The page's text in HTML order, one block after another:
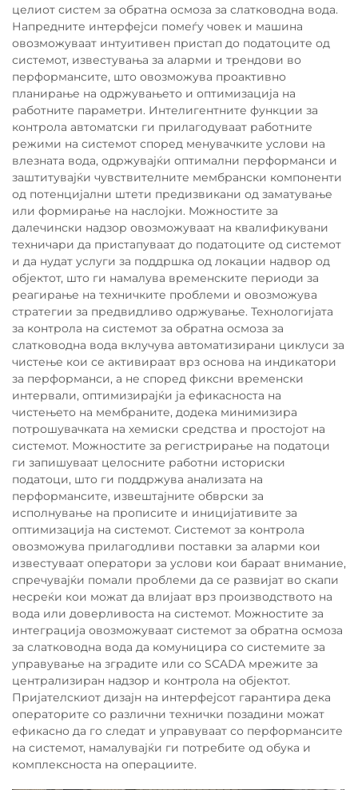
целиот систем за обратна осмоза за слатководна вода.
Напредните интерфејси помеѓу човек и машина
овозможуваат интуитивен пристап до податоците од
системот, известувања за аларми и трендови во
перформансите, што овозможува проактивно
планирање на одржувањето и оптимизација на
работните параметри. Интелигентните функции за
контрола автоматски ги прилагодуваат работните
режими на системот според менувачките услови на
влезната вода, одржувајќи оптимални перформанси и
заштитувајќи чувствителните мембрански компоненти
од потенцијални штети предизвикани од заматување
или формирање на наслојки. Можностите за
далечински надзор овозможуваат на квалификувани
техничари да пристапуваат до податоците од системот
и да нудат услуги за поддршка од локации надвор од
објектот, што ги намалува временските периоди за
реагирање на техничките проблеми и овозможува
стратегии за предвидливо одржување. Технологијата
за контрола на системот за обратна осмоза за
слатководна вода вклучува автоматизирани циклуси за
чистење кои се активираат врз основа на индикатори
за перформанси, а не според фиксни временски
интервали, оптимизирајќи ја ефикасноста на
чистењето на мембраните, додека минимизира
потрошувачката на хемиски средства и простојот на
системот. Можностите за регистрирање на податоци
ги запишуваат целосните работни историски
податоци, што ги поддржува анализата на
перформансите, извештајните обврски за
исполнување на прописите и иницијативите за
оптимизација на системот. Системот за контрола
овозможува прилагодливи поставки за аларми кои
известуваат оператори за услови кои бараат внимание,
спречувајќи помали проблеми да се развијат во скапи
несреќи кои можат да влијаат врз производството на
вода или доверливоста на системот. Можностите за
интеграција овозможуваат системот за обратна осмоза
за слатководна вода да комуницира со системите за
управување на зградите или со SCADA мрежите за
централизиран надзор и контрола на објектот.
Пријателскиот дизајн на интерфејсот гарантира дека
операторите со различни технички позадини можат
ефикасно да го следат и управуваат со перформансите
на системот, намалувајќи ги потребите од обука и
комплексноста на операциите.